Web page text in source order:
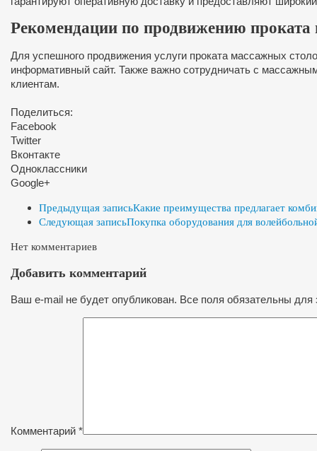
Рекомендации по продвижению
Для успешного продвижения услуги проката массажных
информативный сайт. Также важно сотрудничать с
клиентам.
Поделиться:
Facebook
Twitter
Вконтакте
Одноклассники
Google+
Предыдущая записьКакие преимущества предлагает
Следующая записьПокупка оборудования для
Нет комментариев
Добавить комментарий
Ваш e-mail не будет опубликован. Все поля обязательны для
Комментарий *